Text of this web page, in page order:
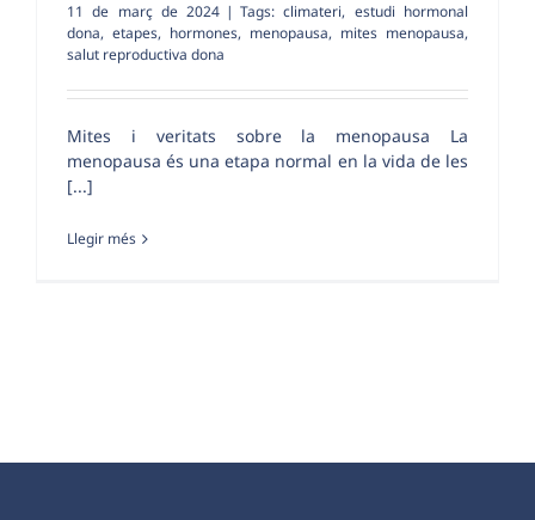
11 de març de 2024 | Tags:climateri, estudi hormonal
dona, etapes, hormones, menopausa, mites menopausa,
salut reproductiva dona
Mites i veritats sobre la menopausa La
menopausa és una etapa normal en la vida de les
[...]
Llegir més